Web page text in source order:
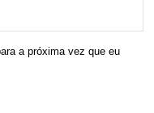
a próxima vez que eu